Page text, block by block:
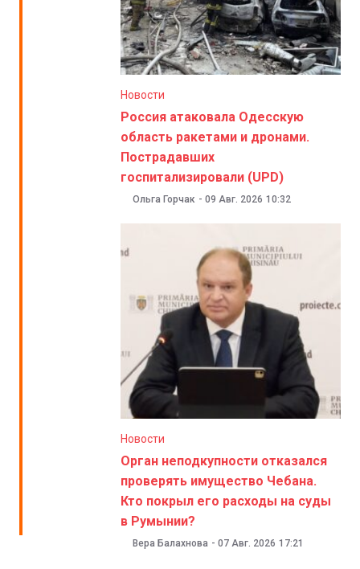
Новости
Россия атаковала Одесскую
область ракетами и дронами.
Пострадавших
госпитализировали (UPD)
Ольга Горчак - 09 Авг. 2026 10:32
Новости
Орган неподкупности отказался
проверять имущество Чебана.
Кто покрыл его расходы на суды
в Румынии?
Вера Балахнова - 07 Авг. 2026 17:21